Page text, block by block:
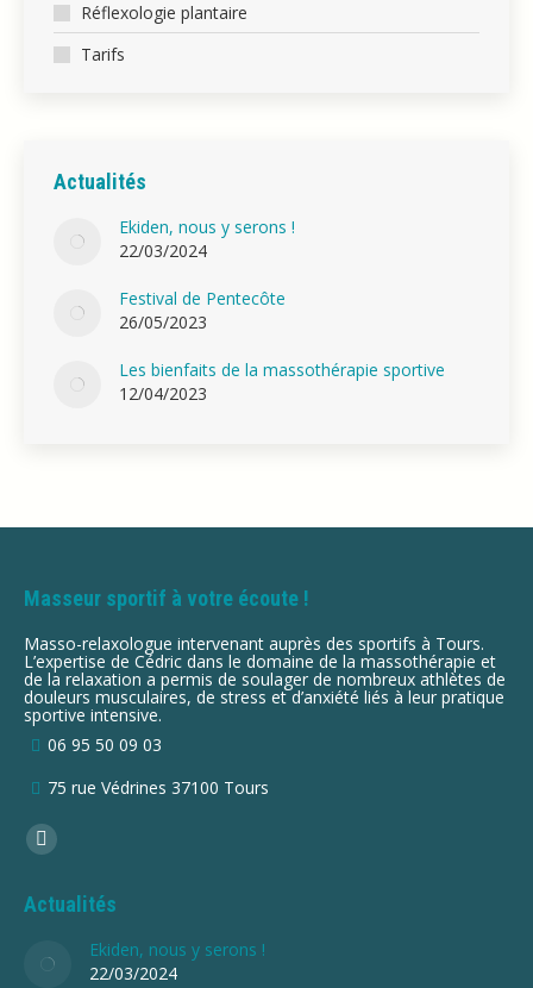
Réflexologie plantaire
Tarifs
Actualités
Ekiden, nous y serons !
22/03/2024
Festival de Pentecôte
26/05/2023
Les bienfaits de la massothérapie sportive
12/04/2023
Masseur sportif à votre écoute !
Masso-relaxologue intervenant auprès des sportifs à Tours.
L’expertise de Cédric dans le domaine de la massothérapie et
de la relaxation a permis de soulager de nombreux athlètes de
douleurs musculaires, de stress et d’anxiété liés à leur pratique
sportive intensive.
06 95 50 09 03
75 rue Védrines 37100 Tours
Trouvez nous sur :
La
Facebook
s'ouvre
Actualités
Ekiden, nous y serons !
22/03/2024